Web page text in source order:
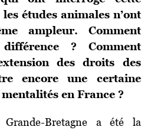
études animales n’ont
ampleur. Comment
? Comment
des droits des
encore une certaine
en France ?
Bretagne a été la